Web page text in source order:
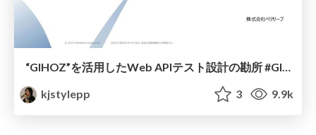
kjstylepp
3 9.9k